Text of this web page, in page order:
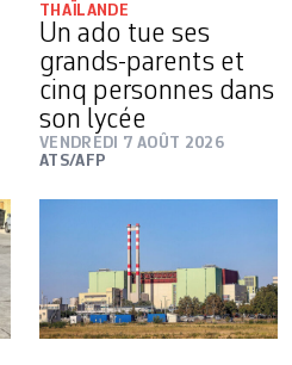
THAÏLANDE
Un ado tue ses
grands-parents et
cinq personnes dans
son lycée
VENDREDI 7 AOÛT 2026
ATS/AFP